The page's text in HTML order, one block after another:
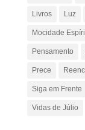
Livros Luz
Mocidade
Pensamento
Prece
Siga em Frente
Vidas de Júlio